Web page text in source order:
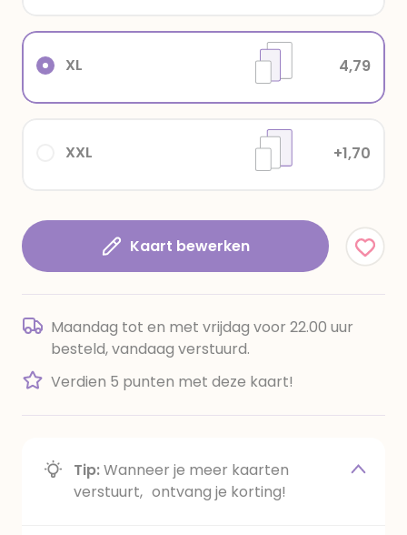
XXL +1,70
XL 4,79
Kaart bewerken
Maandag tot en met vrijdag voor 22.00 uur
besteld, vandaag verstuurd.
Verdien 5 punten met deze kaart!
Tip:Wanneer je meer kaarten
verstuurt, ontvang je korting!